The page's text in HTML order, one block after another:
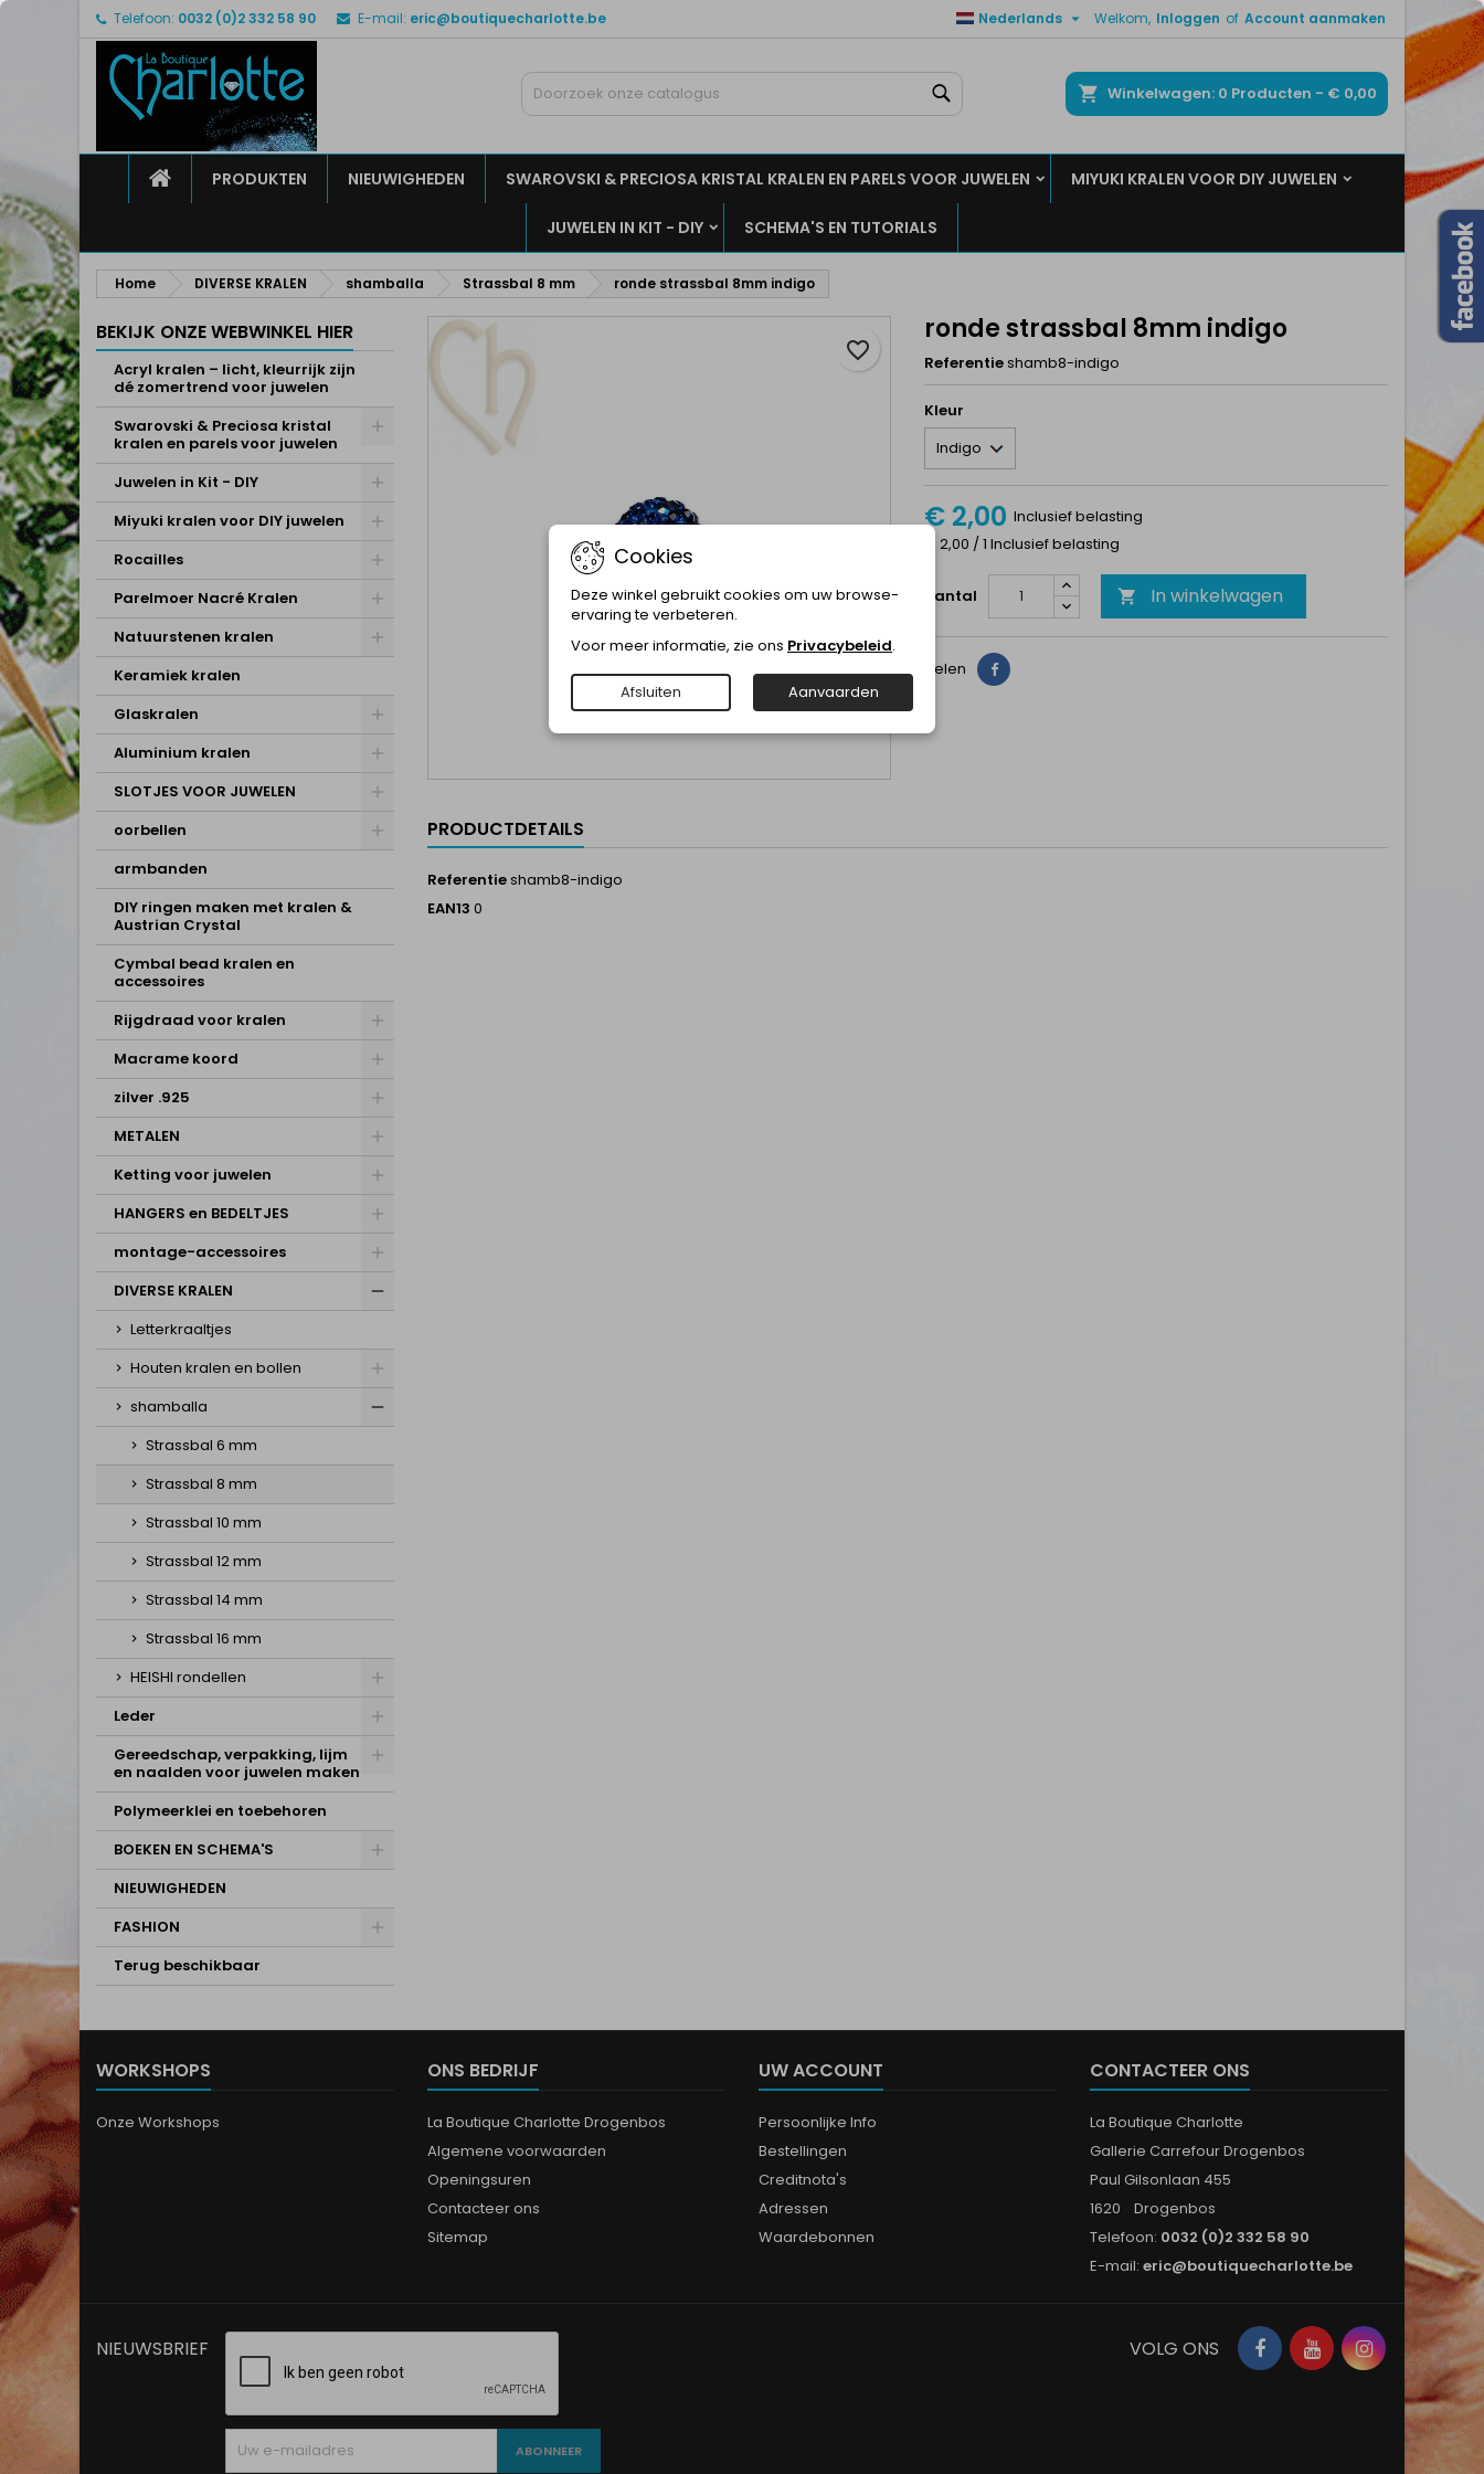
Telefoon: 0032 (0)2 332 58 90 E-mail: eric@boutiquecharlotte.be Welkom, Inloggen of Account aanmaken
Nederlands 
Winkelwagen 0 Producten - € 0,00
HOMEPRODUKTEN NIEUWIGHEDEN SWAROVSKI & PRECIOSA KRISTAL KRALEN EN PARELS VOOR JUWELEN MIYUKI KRALEN VOOR DIY JUWELEN
JUWELEN IN KIT - DIY SCHEMA'S EN TUTORIALS
Home DIVERSE KRALEN shamballa Strassbal 8 mm ronde strassbal 8mm indigo
BEKIJK ONZE WEBWINKEL HIER
Acryl kralen – licht, kleurrijk zijn
dé zomertrend voor juwelen
Swarovski & Preciosa kristal
kralen en parels voor juwelen
Juwelen in Kit - DIY
Miyuki kralen voor DIY juwelen
Rocailles
Parelmoer Nacré Kralen
Natuurstenen kralen
Keramiek kralen
Glaskralen
Aluminium kralen
SLOTJES VOOR JUWELEN
oorbellen
armbanden
DIY ringen maken met kralen &
Austrian Crystal
Cymbal bead kralen en
accessoires
Rijgdraad voor kralen
Macrame koord
zilver .925
METALEN
Ketting voor juwelen
HANGERS en BEDELTJES
montage-accessoires
DIVERSE KRALEN
Letterkraaltjes
Houten kralen en bollen
shamballa
Strassbal 6 mm
Strassbal 8 mm
Strassbal 10 mm
Strassbal 12 mm
Strassbal 14 mm
Strassbal 16 mm
HEISHI rondellen
Leder
Gereedschap, verpakking, lijm
en naalden voor juwelen maken
Polymeerklei en toebehoren
BOEKEN EN SCHEMA'S
NIEUWIGHEDEN
FASHION
Terug beschikbaar
ronde strassbal 8mm indigo
Referentieshamb8-indigo
Kleur
€ 2,00 Inclusief belasting
€ 2,00 / 1 Inclusief belasting
Aantal  In winkelwagen
favorite_border
Delen Delen
PRODUCTDETAILS
Referentieshamb8-indigo
EAN13 0
WORKSHOPS
Onze Workshops
ONS BEDRIJF
La Boutique Charlotte Drogenbos
Algemene voorwaarden
Openingsuren
Contacteer ons
Sitemap
UW ACCOUNT
Persoonlijke Info
Bestellingen
Creditnota's
Adressen
Waardebonnen
CONTACTEER ONS
La Boutique Charlotte
Gallerie Carrefour Drogenbos
Paul Gilsonlaan 455
1620 Drogenbos
Telefoon: 0032 (0)2 332 58 90
E-mail: eric@boutiquecharlotte.be
Mijn verlanglijsten
Maak een lijst
Maak een verlanglijst
Inloggen
U moet ingelogd zijn om producten in uw verlanglijst op te slaan.
Annuleren Inloggen
Cookies
Deze winkel gebruikt cookies om uw browse-
ervaring te verbeteren.
Voor meer informatie, zie ons Privacybeleid.
Afsluiten Aanvaarden
NIEUWSBRIEF FacebookYouTubeInstagram
VOLG ONS